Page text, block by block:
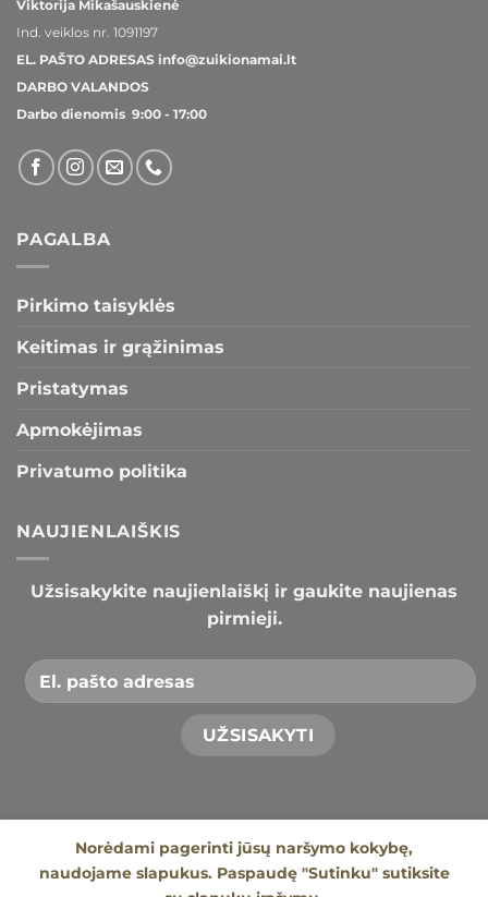
Viktorija Mikašauskienė
Ind. veiklos nr. 1091197
EL. PAŠTO ADRESAS info@zuikionamai.lt
DARBO VALANDOS
Darbo dienomis 9:00 - 17:00
PAGALBA
Pirkimo taisyklės
Keitimas ir grąžinimas
Pristatymas
Apmokėjimas
Privatumo politika
NAUJIENLAIŠKIS
Užsisakykite naujienlaiškį ir gaukite naujienas
pirmieji.
Norėdami pagerinti jūsų naršymo kokybę,
naudojame slapukus. Paspaudę "Sutinku" sutiksite